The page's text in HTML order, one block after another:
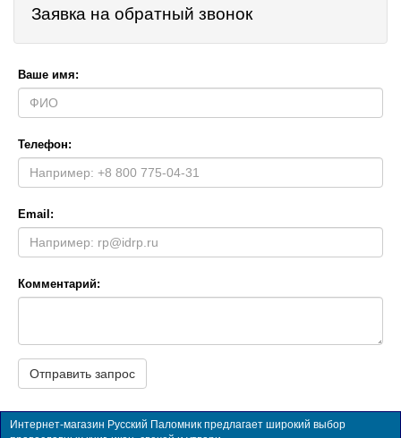
Заявка на обратный звонок
Ваше имя:
Телефон:
Email:
Комментарий:
Интернет-магазин Русский Паломник предлагает широкий выбор